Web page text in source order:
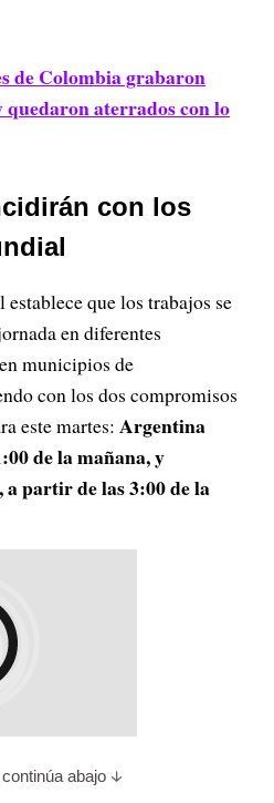
de Colombia grabaron
quedaron aterrados con lo
con los
que los trabajos se
en diferentes
municipios de
con los dos compromisos
este martes: Argentina
de la mañana, y
partir de las 3:00 de la
abajo